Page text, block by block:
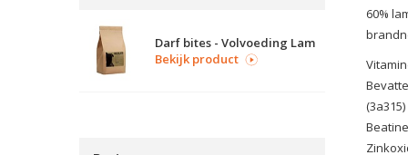
Darf bites - Volvoeding Lam
Bekijk product
60%